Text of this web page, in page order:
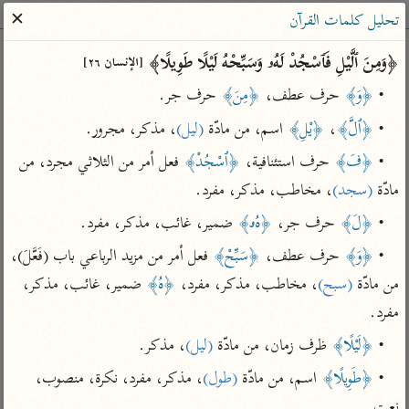
ساهم معنا في نشر القرآن والعلم الشرعي
الباحث القرآني
بحث تفسير علوم
Type 2 or more characters for results.
Type 1 or more
characters for results.
أمّهات
تفسير الطبري
تفسير ابن كثير
تفسير القرطبي
تفسير البغوي
عامّة
فتح البيان للقنوجي
فتح القدير للشوكاني
موسوعات
معاصرة
الميسر
المختصر في
أيسر التفاسير
تحليل كلمات القرآن
✕
﴿وَمِنَ ٱلَّيْلِ فَٱسْجُدْ لَهُۥ وَسَبِّحْهُ لَيْلًا طَوِيلًا﴾ [الإنسان ٢٦]
• ﴿وَ﴾ حرف عطف، ﴿مِنَ﴾ حرف جر.
• ﴿ٱلَّ﴾، ﴿يْلِ﴾ اسم، من مادّة (ليل)، مذكر، مجرور.
• ﴿فَ﴾ حرف استئنافية، ﴿ٱسْجُدْ﴾
مادّة (سجد)، مخاطب، مذكر، مفرد.
• ﴿لَ﴾ حرف جر، ﴿هُۥ﴾ ضمير، غائب، مذكر، مفرد.
• ﴿وَ﴾ حرف عطف، ﴿سَبِّحْ﴾
من مادّة (سبح)، مخاطب، مذكر، مفرد، ﴿هُ﴾
مفرد.
• ﴿لَيْلًا﴾ ظرف زمان، من مادّة (ليل)، مذكر.
• ﴿طَوِيلًا﴾ اسم، من مادّة (طول)